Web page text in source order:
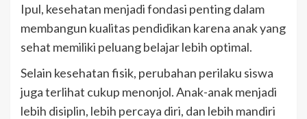
Ipul, kesehatan menjadi fondasi penting dalam
membangun kualitas pendidikan karena anak yang
sehat memiliki peluang belajar lebih optimal.
Selain kesehatan fisik, perubahan perilaku siswa
juga terlihat cukup menonjol. Anak-anak menjadi
lebih disiplin, lebih percaya diri, dan lebih mandiri